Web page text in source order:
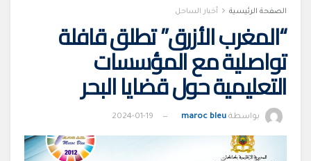
الصفحة الرئيسية أخبار الساحل
“المغرب الأزرق” تطلق قافلة
تواصلية مع المؤسسات
التعليمية حول قضايا البحر
بواسطة maroc bleu
2024-01-19